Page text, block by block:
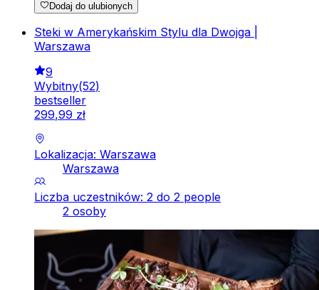
Dodaj do ulubionych
Steki w Amerykańskim Stylu dla Dwojga |
Warszawa
9
Wybitny(52)
bestseller
299,99 zł
Lokalizacja: Warszawa
Warszawa
Liczba uczestników: 2 do 2 people
2 osoby